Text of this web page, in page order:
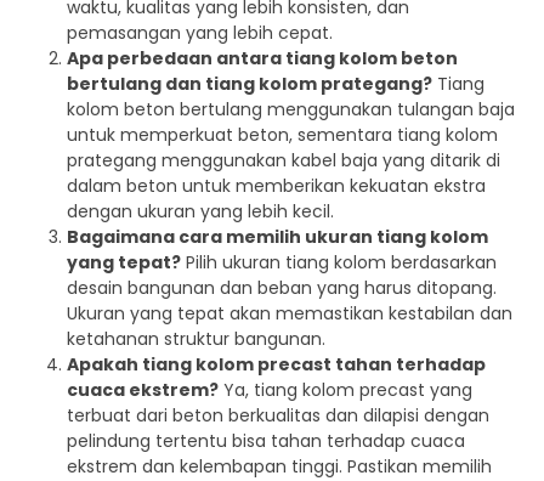
waktu, kualitas yang lebih konsisten, dan
pemasangan yang lebih cepat.
Apa perbedaan antara tiang kolom beton
bertulang dan tiang kolom prategang? Tiang
kolom beton bertulang menggunakan tulangan baja
untuk memperkuat beton, sementara tiang kolom
prategang menggunakan kabel baja yang ditarik di
dalam beton untuk memberikan kekuatan ekstra
dengan ukuran yang lebih kecil.
Bagaimana cara memilih ukuran tiang kolom
yang tepat? Pilih ukuran tiang kolom berdasarkan
desain bangunan dan beban yang harus ditopang.
Ukuran yang tepat akan memastikan kestabilan dan
ketahanan struktur bangunan.
Apakah tiang kolom precast tahan terhadap
cuaca ekstrem? Ya, tiang kolom precast yang
terbuat dari beton berkualitas dan dilapisi dengan
pelindung tertentu bisa tahan terhadap cuaca
ekstrem dan kelembapan tinggi. Pastikan memilih